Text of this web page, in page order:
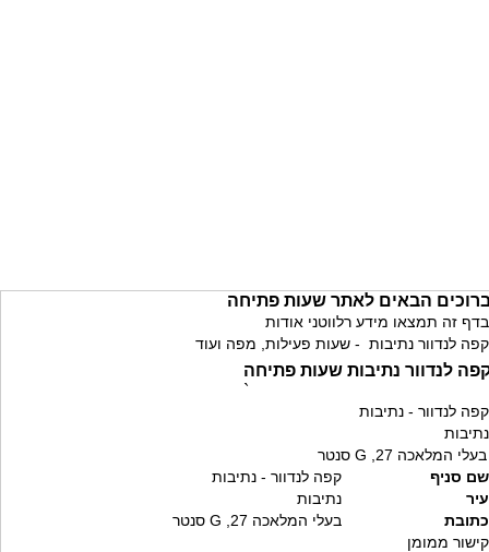
הבאים לאתר שעות פתיחה
בדף זה תמצאו מידע רלווטני אודות
קפה לנדוור נתיבות - שעות פעילות, מפה ועוד
לנדוור נתיבות שעות פתיחה
`
קפה לנדוור - נתיבות
נתיבות
בעלי המלאכה 27, G סנטר
שם סניף
קפה לנדוור - נתיבות
עיר
נתיבות
כתובת
בעלי המלאכה 27, G סנטר
קישור ממומן